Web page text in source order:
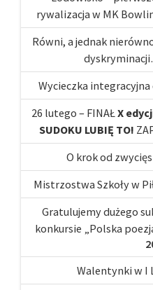
rywalizacja w MK
Równi, a jednak
Wycieczka integracyjna
26 lutego – FINAŁX
SUDOKU LUBIĘ TO!
O krok od
Mistrzostwa Szkoły w
Gratulujemy dużego
konkursie „Polska
Walentynki w I